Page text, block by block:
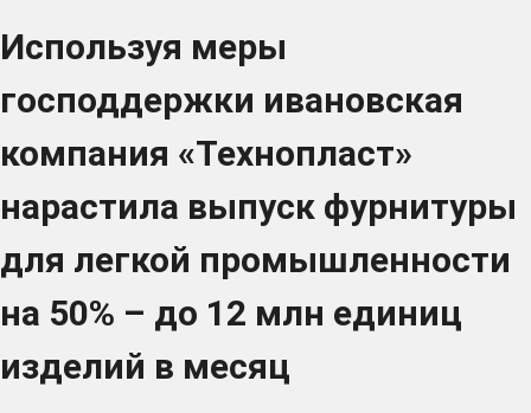
Используя меры
господдержки ивановская
компания «Технопласт»
нарастила выпуск фурнитуры
для легкой промышленности
на 50% – до 12 млн единиц
изделий в месяц